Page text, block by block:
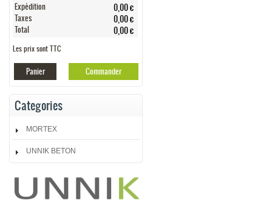
Expédition 0,00 €
Taxes 0,00 €
Total 0,00 €
Les prix sont TTC
Panier Commander
Categories
MORTEX
UNNIK BETON